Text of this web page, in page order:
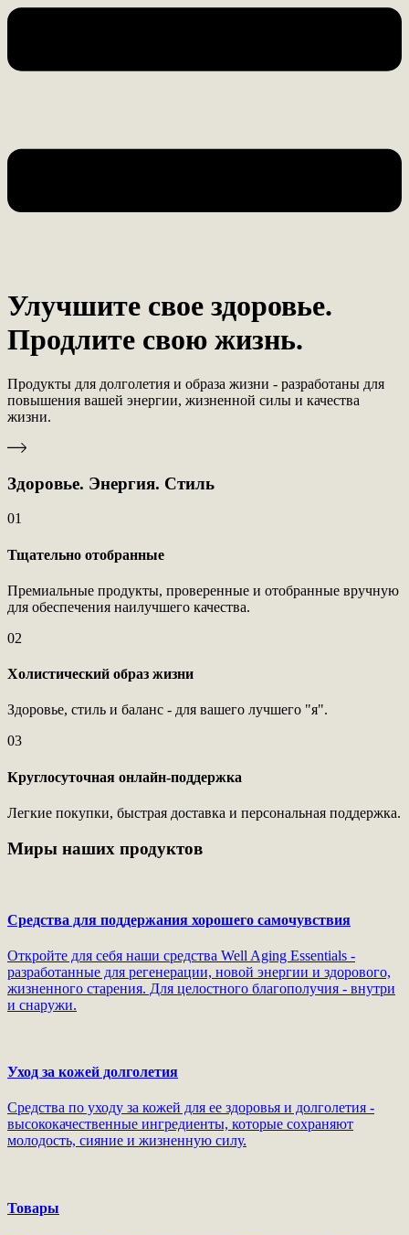
Улучшите свое здоровье.
Продлите свою жизнь.
Продукты для долголетия и образа жизни - разработаны для
повышения вашей энергии, жизненной силы и качества
жизни.
Здоровье. Энергия. Стиль
01
Тщательно отобранные
Премиальные продукты, проверенные и отобранные вручную
для обеспечения наилучшего качества.
02
Холистический образ жизни
Здоровье, стиль и баланс - для вашего лучшего "я".
03
Круглосуточная онлайн-поддержка
Легкие покупки, быстрая доставка и персональная поддержка.
Миры наших продуктов
Средства для поддержания хорошего самочувствия
Откройте для себя наши средства Well Aging Essentials -
разработанные для регенерации, новой энергии и здорового,
жизненного старения. Для целостного благополучия - внутри
и снаружи.
Уход за кожей долголетия
Средства по уходу за кожей для ее здоровья и долголетия -
высококачественные ингредиенты, которые сохраняют
молодость, сияние и жизненную силу.
Товары